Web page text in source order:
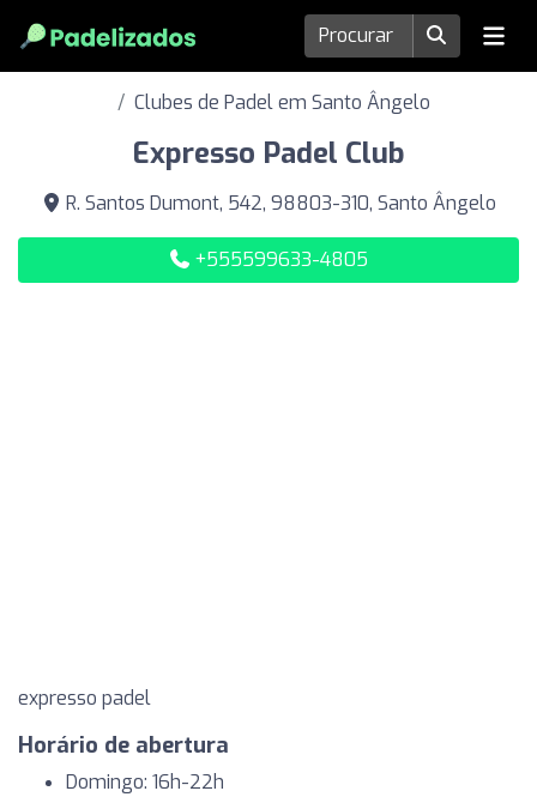
Clubes de Padel em Santo Ângelo
Expresso Padel Club
R. Santos Dumont, 542, 98803-310, Santo Ângelo
+555599633-4805
expresso padel
Horário de abertura
Domingo: 16h-22h